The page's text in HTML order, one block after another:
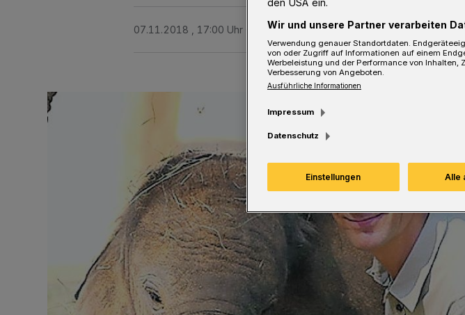
07.11.2018 , 17:00 Uhr 2 Minuten Lesezeit
den USA ein.
Wir und unsere Partner verarbeiten
Verwendung genauer Standortdaten.
von oder Zugriff auf Informationen auf einem
Werbeleistung und der Performance von
Verbesserung von Angeboten.
Ausführliche Informationen
Impressum
Datenschutz
Einstellungen Alle